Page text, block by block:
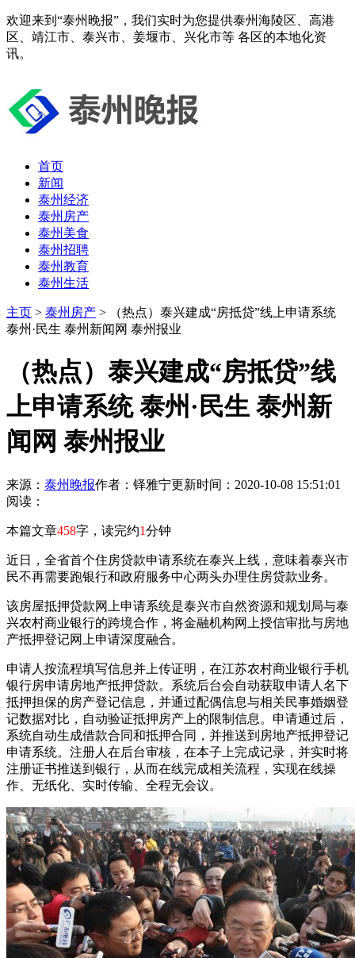
欢迎来到“泰州晚报”，我们实时为您提供泰州海陵区、高港
区、靖江市、泰兴市、姜堰市、兴化市等 各区的本地化资
讯。
首页
新闻
泰州经济
泰州房产
泰州美食
泰州招聘
泰州教育
泰州生活
主页 > 泰州房产 > （热点）泰兴建成“房抵贷”线上申请系统
泰州·民生 泰州新闻网 泰州报业
（热点）泰兴建成“房抵贷”线
上申请系统 泰州·民生 泰州新
闻网 泰州报业
来源： 泰州晚报作者：铎雅宁更新时间：2020-10-08 15:51:01
阅读：
本篇文章458字，读完约1分钟
近日，全省首个住房贷款申请系统在泰兴上线，意味着泰兴市
民不再需要跑银行和政府服务中心两头办理住房贷款业务。
该房屋抵押贷款网上申请系统是泰兴市自然资源和规划局与泰
兴农村商业银行的跨境合作，将金融机构网上授信审批与房地
产抵押登记网上申请深度融合。
申请人按流程填写信息并上传证明，在江苏农村商业银行手机
银行房申请房地产抵押贷款。系统后台会自动获取申请人名下
抵押担保的房产登记信息，并通过配偶信息与相关民事婚姻登
记数据对比，自动验证抵押房产上的限制信息。申请通过后，
系统自动生成借款合同和抵押合同，并推送到房地产抵押登记
申请系统。注册人在后台审核，在本子上完成记录，并实时将
注册证书推送到银行，从而在线完成相关流程，实现在线操
作、无纸化、实时传输、全程无会议。